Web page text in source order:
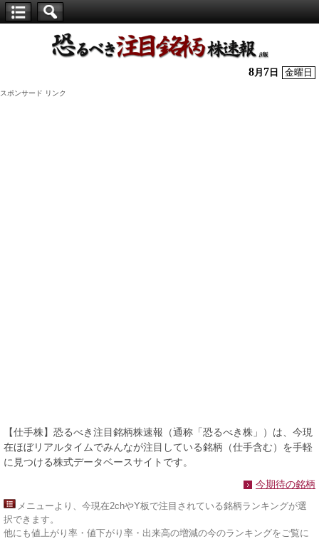
株】
8月 7 日 金曜日
スポンサード リンク
【仕手株】恐るべき注目銘柄株速報（通称「恐るべき株」）は、今現
在ほぼリアルタイムでみんなが注目している銘柄（仕手含む）を手軽
に見つける株式データベースサイトです。
今期待の銘柄
メニューより、今現在2chやY板で注目されている銘柄ランキングが選
択できます。
他にも値上がり率・値下がり率・出来高の増減の今のランキングをご覧に